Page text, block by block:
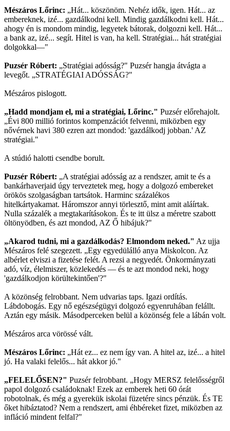
Mészáros Lőrinc: „Hát... köszönöm. Nehéz idők, igen. Hát... az
embereknek, izé... gazdálkodni kell. Mindig gazdálkodni kell. Hát...
ahogy én is mondom mindig, legyetek bátorak, dolgozni kell. Hát...
a bank az, izé... segít. Hitel is van, ha kell. Stratégiai... hát stratégiai
dolgokkal—"
Puzsér Róbert: „Stratégiai adósság?" Puzsér hangja átvágta a
levegőt. „STRATÉGIAI ADÓSSÁG?"
Mészáros pislogott.
„Hadd mondjam el, mi a stratégiai, Lőrinc." Puzsér előrehajolt.
„Évi 800 millió forintos kompenzációt felvenni, miközben egy
nővérnek havi 380 ezren azt mondod: 'gazdálkodj jobban.' AZ
stratégiai."
A stúdió halotti csendbe borult.
Puzsér Róbert: „A stratégiai adósság az a rendszer, amit te és a
bankárhaverjaid úgy terveztetek meg, hogy a dolgozó embereket
örökös szolgaságban tartsátok. Harminc százalékos
hitelkártyakamat. Háromszor annyi törlesztő, mint amit aláírtak.
Nulla százalék a megtakarításokon. És te itt ülsz a méretre szabott
öltönyödben, és azt mondod, AZ Ő hibájuk?"
„Akarod tudni, mi a gazdálkodás? Elmondom neked." Az ujja
Mészáros felé szegezett. „Egy egyedülálló anya Miskolcon. Az
albérlet elviszi a fizetése felét. A rezsi a negyedét. Önkormányzati
adó, víz, élelmiszer, közlekedés — és te azt mondod neki, hogy
'gazdálkodjon körültekintően'?"
A közönség felrobbant. Nem udvarias taps. Igazi ordítás.
Lábdobogás. Egy nő egészségügyi dolgozó egyenruhában felállt.
Aztán egy másik. Másodperceken belül a közönség fele a lábán volt.
Mészáros arca vörössé vált.
Mészáros Lőrinc: „Hát ez... ez nem így van. A hitel az, izé... a hitel
jó. Ha valaki felelős... hát akkor jó."
„FELELŐSEN?" Puzsér felrobbant. „Hogy MERSZ felelősségről
papol dolgozó családoknak! Ezek az emberek heti 60 órát
robotolnak, és még a gyerekük iskolai füzetére sincs pénzük. És TE
őket hibáztatod? Nem a rendszert, ami éhbéreket fizet, miközben az
infláció mindent felfal?"